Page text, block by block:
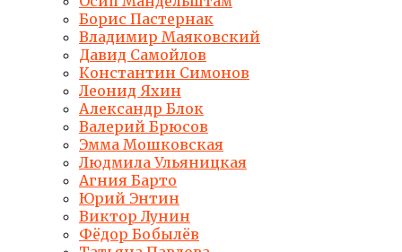
Борис Пастернак
Владимир Маяковский
Давид Самойлов
Константин Симонов
Леонид Яхин
Александр Блок
Валерий Брюсов
Эмма Мошковская
Людмила Ульяницкая
Агния Барто
Юрий Энтин
Виктор Лунин
Фёдор Бобылёв